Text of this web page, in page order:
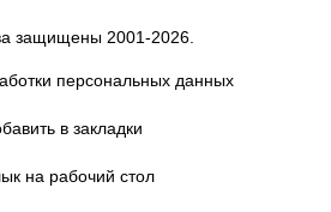
защищены 2001-2026.
персональных данных
в закладки
на рабочий стол